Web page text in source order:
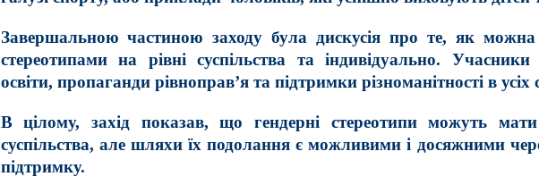
Завершальною частиною заходу була дискусія про те, як
стереотипами на рівні суспільства та індивідуально.
освіти, пропаганди рівноправ’я та підтримки різноманітності в
В цілому, захід показав, що гендерні стереотипи можуть
суспільства, але шляхи їх подолання є можливими і досяжними
підтримку.